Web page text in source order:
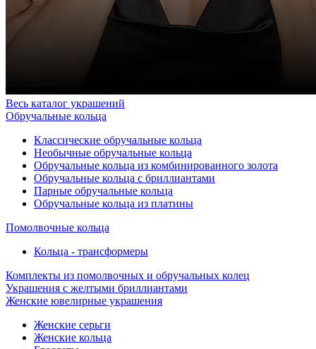
Весь каталог украшений
Обручальные кольца
Классические обручальные кольца
Необычные обручальные кольца
Обручальные кольца из комбинированного золота
Обручальные кольца с бриллиантами
Парные обручальные кольца
Обручальные кольца из платины
Помолвочные кольца
Кольца - трансформеры
Комплекты из помолвочных и обручальных колец
Украшения с желтыми бриллиантами
Женские ювелирные украшения
Женские серьги
Женские кольца